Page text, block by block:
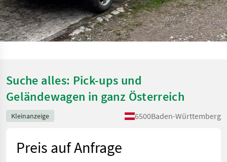
Suche alles: Pick-ups und
Geländewagen in ganz Österreich
Kleinanzeige 6500Baden-Württemberg
Preis auf Anfrage